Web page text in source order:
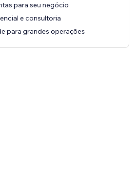
para seu negócio
e consultoria
para grandes operações